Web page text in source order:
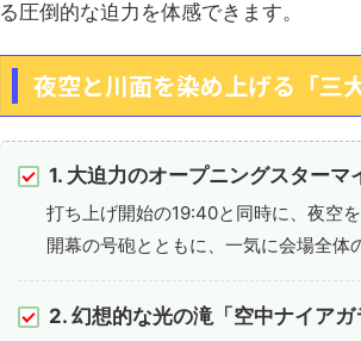
る圧倒的な迫力を体感できます。
夜空と川面を染め上げる「三
1. 大迫力のオープニングスターマ
打ち上げ開始の19:40と同時に、夜空
開幕の号砲とともに、一気に会場全体
2. 幻想的な光の滝「空中ナイアガ